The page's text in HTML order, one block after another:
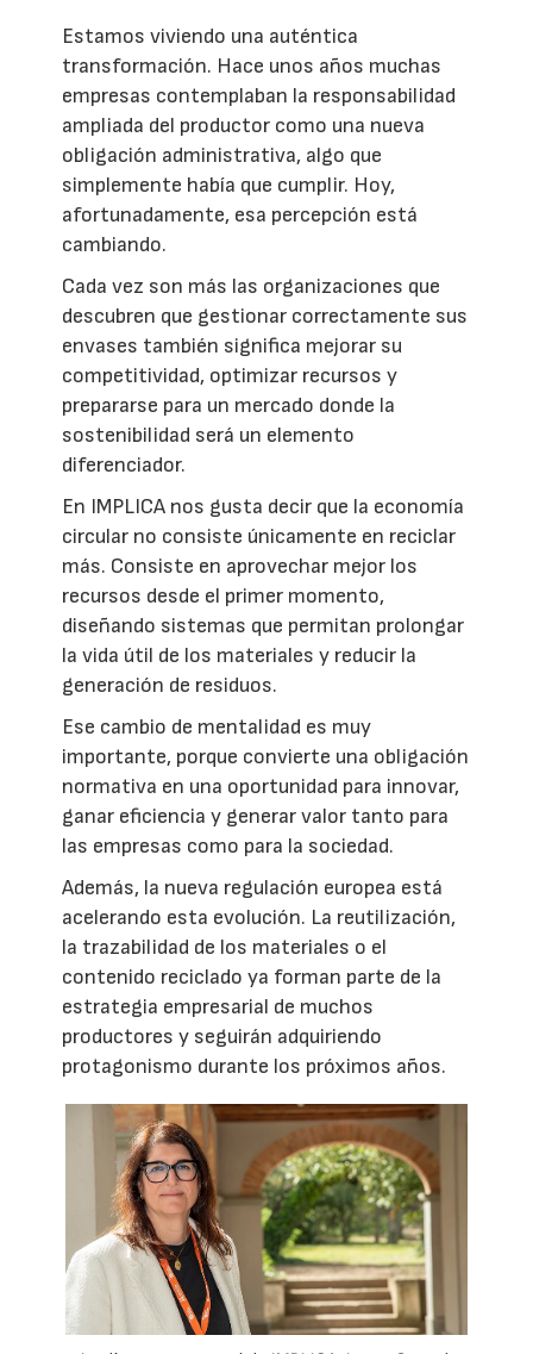
Estamos viviendo una auténtica
transformación. Hace unos años muchas
empresas contemplaban la responsabilidad
ampliada del productor como una nueva
obligación administrativa, algo que
simplemente había que cumplir. Hoy,
afortunadamente, esa percepción está
cambiando.
Cada vez son más las organizaciones que
descubren que gestionar correctamente sus
envases también significa mejorar su
competitividad, optimizar recursos y
prepararse para un mercado donde la
sostenibilidad será un elemento
diferenciador.
En IMPLICA nos gusta decir que la economía
circular no consiste únicamente en reciclar
más. Consiste en aprovechar mejor los
recursos desde el primer momento,
diseñando sistemas que permitan prolongar
la vida útil de los materiales y reducir la
generación de residuos.
Ese cambio de mentalidad es muy
importante, porque convierte una obligación
normativa en una oportunidad para innovar,
ganar eficiencia y generar valor tanto para
las empresas como para la sociedad.
Además, la nueva regulación europea está
acelerando esta evolución. La reutilización,
la trazabilidad de los materiales o el
contenido reciclado ya forman parte de la
estrategia empresarial de muchos
productores y seguirán adquiriendo
protagonismo durante los próximos años.